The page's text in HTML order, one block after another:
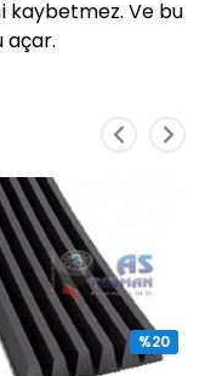
kaybetmez. Ve bu
açar.
%20